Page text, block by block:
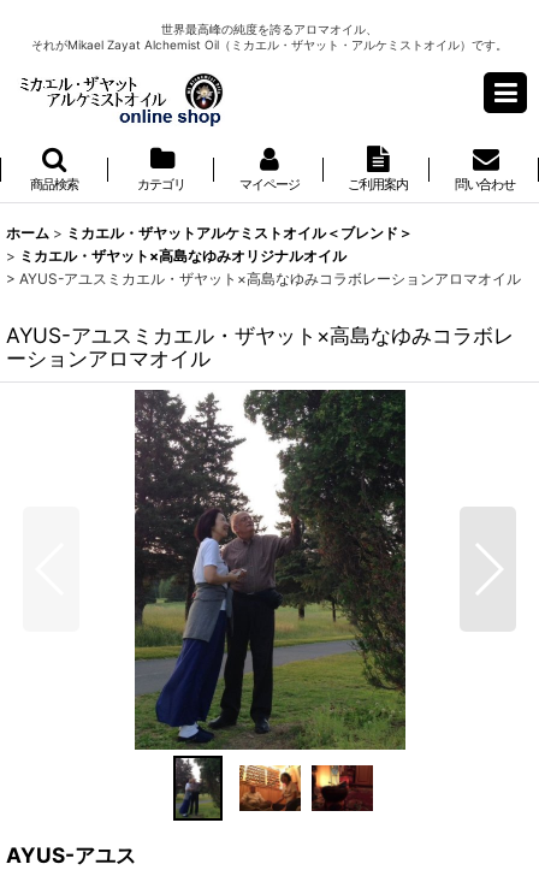
世界最高峰の純度を誇るアロマオイル、
それがMikael Zayat Alchemist Oil（ミカエル・ザヤット・アルケミストオイル）です。
商品検索 カテゴリ マイページ ご利用案内 問い合わせ
ホーム > ミカエル・ザヤットアルケミストオイル＜ブレンド＞
> ミカエル・ザヤット×高島なゆみオリジナルオイル
> AYUS-アユスミカエル・ザヤット×高島なゆみコラボレーションアロマオイル
AYUS-アユスミカエル・ザヤット×高島なゆみコラボレ
ーションアロマオイル
AYUS-アユス